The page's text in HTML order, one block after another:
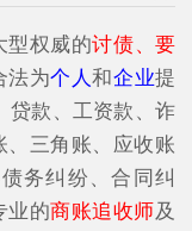
型权威的讨债、要
法为个人和企业提
贷款、工资款、诈
、三角账、应收账
务纠纷、合同纠
业的商账追收师及